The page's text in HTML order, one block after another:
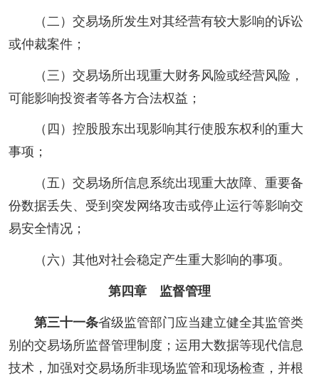
（二）交易场所发生对其经营有较大影响的诉讼
或仲裁案件；
（三）交易场所出现重大财务风险或经营风险，
可能影响投资者等各方合法权益；
（四）控股股东出现影响其行使股东权利的重大
事项；
（五）交易场所信息系统出现重大故障、重要备
份数据丢失、受到突发网络攻击或停止运行等影响交
易安全情况；
（六）其他对社会稳定产生重大影响的事项。
第四章 监督管理
第三十一条省级监管部门应当建立健全其监管类
别的交易场所监督管理制度；运用大数据等现代信息
技术，加强对交易场所非现场监管和现场检查，并根